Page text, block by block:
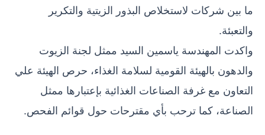
ما بين شركات لاستخلاص البذور الزيتية والتكرير
والتعبئة.
واكدت المهندسة ياسمين السيد ممثل لجنة الزيوت
والدهون بالهيئة القومية لسلامة الغذاء، حرص الهيئة علي
التعاون مع غرفة الصناعات الغذائية بإعتبارها ممثل
الصناعة، كما ترحب بأي مقترحات حول قوائم الفحص.